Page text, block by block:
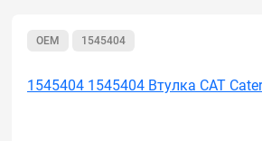
OEM 1545404
1545404 1545404 Втулка CAT